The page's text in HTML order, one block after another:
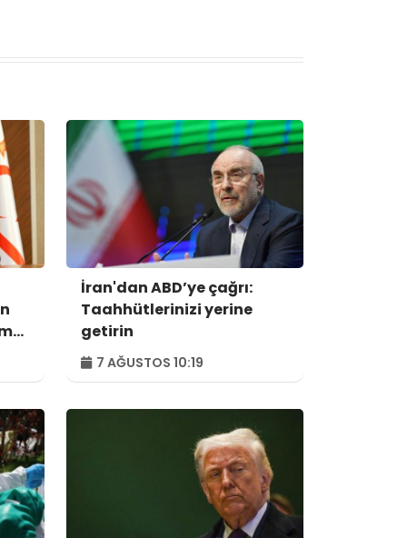
İran'dan ABD’ye çağrı:
Taahhütlerinizi yerine
getirin
7 AĞUSTOS 10:19